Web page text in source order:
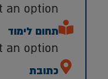
an option
תחום לימוד
an option
כתובת